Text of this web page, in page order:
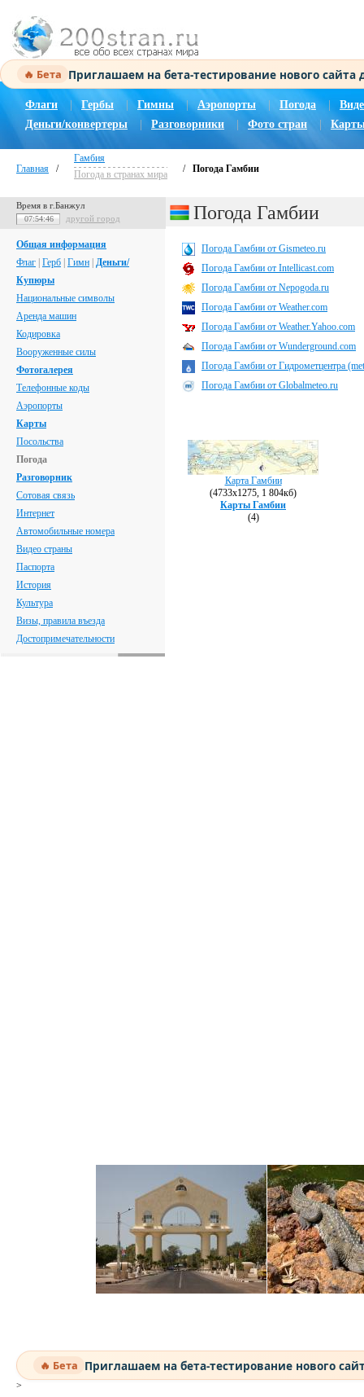
🔥 Бета Приглашаем на бета-тестирование нового
Флаги Гербы Гимны | Аэропорты Погода |
Деньги/конвертеры
Разговорники Фото стран
Главная /
Гамбия
Погода в странах мира
/ Погода Гамбии
Время в г.Банжул
07:54:47 другой город
Общая информация
Флаг Герб Гимн Деньги/
Купюры
Национальные символы
Аренда машин
Кодировка
Вооруженные силы
Фотогалерея
Телефонные коды
Аэропорты
Карты
Посольства
Погода
Разговорник
Сотовая связь
Интернет
Автомобильные номера
Видео страны
Паспорта
История
Культура
Визы, правила въезда
Достопримечательности
Погода Гамбии
Погода Гамбии от Gismeteo.ru
Погода Гамбии от Intellicast.com
Погода Гамбии от Nepogoda.ru
Погода Гамбии от Weather.com
Погода Гамбии от Weather.Yahoo.com
Погода Гамбии от Wunderground.com
Погода Гамбии от Гидрометцентра
Погода Гамбии от Globalmeteo.ru
Карта Гамбии
(4733х1275, 1 804кб)
Карты Гамбии
(4)
🔥 Бета Приглашаем на бета-тестирование нового
>